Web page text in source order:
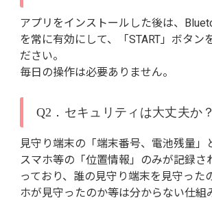
アプリをインストールした後は、
を常に有効にして、「START」ボタン
ださい。
毎日の操作は必要ありません。
Q2．セキュリティは大丈夫か？
見守り端末の「端末番号、電池残量」
スマホ等の「位置情報」のみが記録さ
っており、誰の見守り端末を見守った
ホが見守ったのか等は分からない仕組